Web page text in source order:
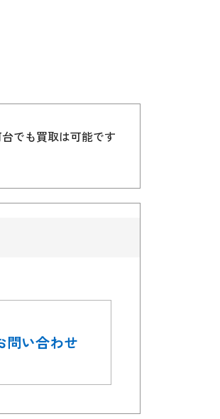
でも買取は可能です
問い合わせ